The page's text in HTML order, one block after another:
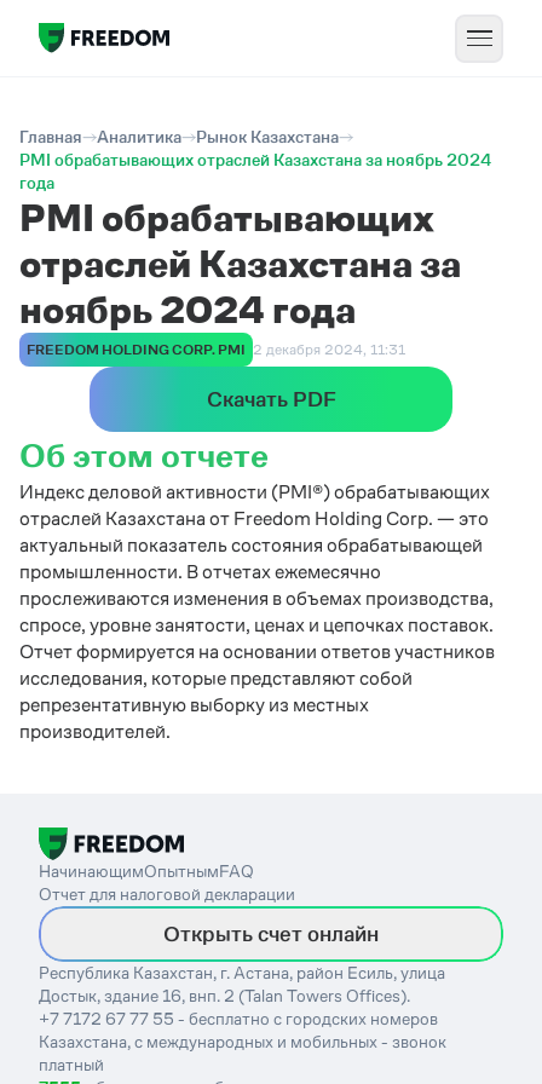
Главная Аналитика
Рынок Казахстана
PMI обрабатывающих отраслей Казахстана за ноябрь 2024
года
PMI обрабатывающих
отраслей Казахстана за
ноябрь 2024 года
FREEDOM HOLDING CORP. PMI 2 декабря 2024, 11:31
Скачать PDF
Об этом отчете
Индекс деловой активности (PMI®) обрабатывающих
отраслей Казахстана от Freedom Holding Corp. — это
актуальный показатель состояния обрабатывающей
промышленности. В отчетах ежемесячно
прослеживаются изменения в объемах производства,
спросе, уровне занятости, ценах и цепочках поставок.
Отчет формируется на основании ответов участников
исследования, которые представляют собой
репрезентативную выборку из местных
производителей.
НачинающимОпытнымFAQ
Отчет для налоговой декларации
Открыть счет онлайн
Республика Казахстан, г. Астана, район Есиль, улица
Достык, здание 16, внп. 2 (Talan Towers Offices).
+7 7172 67 77 55 - бесплатно с городских номеров
Казахстана, с международных и мобильных - звонок
платный